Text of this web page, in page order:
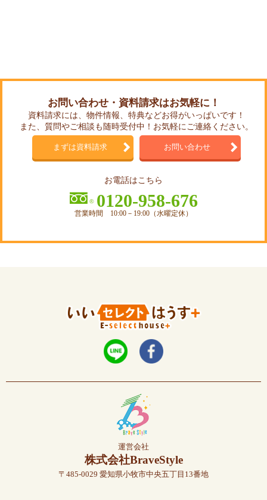
お問い合わせ・資料請求はお気軽に！
資料請求には、物件情報、特典などお得がいっぱいです！
また、質問やご相談も随時受付中！お気軽にご連絡ください。
まずは資料請求 お問い合わせ
お電話はこちら
0120-958-676
営業時間 10:00－19:00（水曜定休）
運営会社
株式会社BraveStyle
〒485-0029 愛知県小牧市中央五丁目13番地